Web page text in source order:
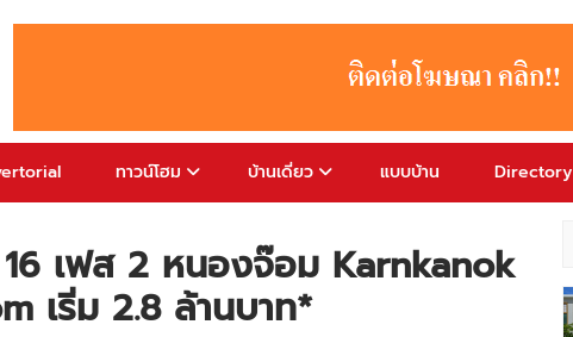
ทาวน์โฮม บ้านเดี่ยว แบบบ้าน Directory
เฟส 2 หนองจ๊อม Karnkanok
เริ่ม 2.8 ล้านบาท*